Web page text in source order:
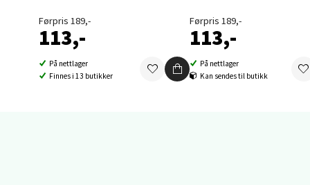
Førpris 189,-
113,-
På nettlager
Finnes i 13 butikker
Førpris 189,-
113,-
På nettlager
Kan sendes til butikk
Åpent